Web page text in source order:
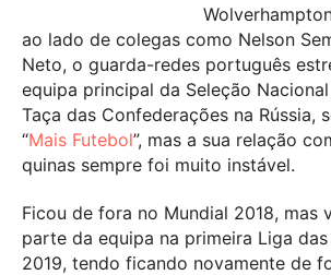
ao lado de colegas como Nelson
Neto, o guarda-redes português
equipa principal da Seleção Nacional
Taça das Confederações na Rússia,
“Mais Futebol”, mas a sua relação
quinas sempre foi muito instável.
Ficou de fora no Mundial 2018, mas
parte da equipa na primeira Liga
2019, tendo ficando novamente de